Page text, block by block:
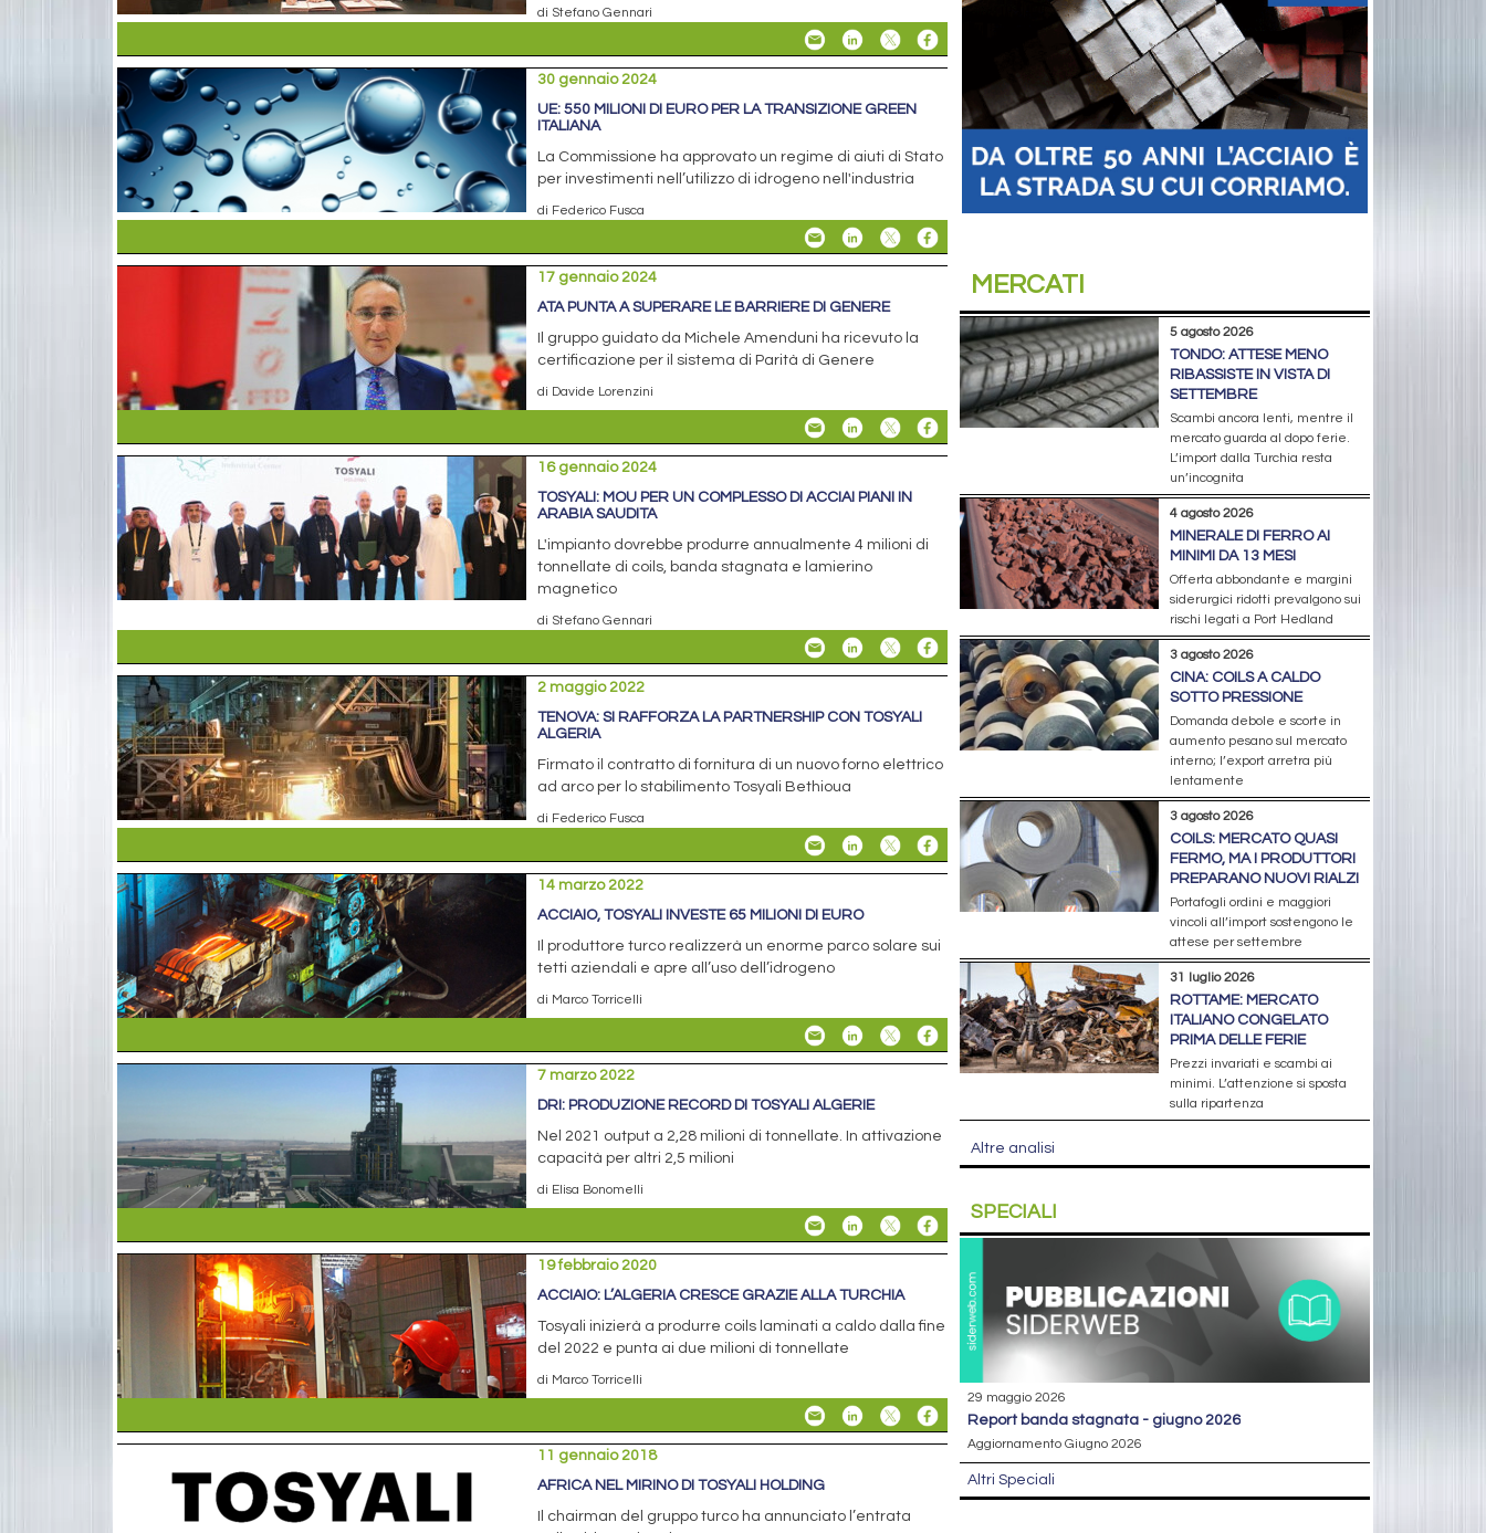
di Stefano Gennari
30 gennaio 2024
UE: 550 MILIONI DI EURO PER LA TRANSIZIONE GREEN
ITALIANA
La Commissione ha approvato un regime di aiuti di Stato
per investimenti nell’utilizzo di idrogeno nell'industria
di Federico Fusca
17 gennaio 2024
ATA PUNTA A SUPERARE LE BARRIERE DI GENERE
Il gruppo guidato da Michele Amenduni ha ricevuto la
certificazione per il sistema di Parità di Genere
di Davide Lorenzini
16 gennaio 2024
TOSYALI: MOU PER UN COMPLESSO DI ACCIAI PIANI IN
ARABIA SAUDITA
L'impianto dovrebbe produrre annualmente 4 milioni di
tonnellate di coils, banda stagnata e lamierino
magnetico
di Stefano Gennari
2 maggio 2022
TENOVA: SI RAFFORZA LA PARTNERSHIP CON TOSYALI
ALGERIA
Firmato il contratto di fornitura di un nuovo forno elettrico
ad arco per lo stabilimento Tosyali Bethioua
di Federico Fusca
14 marzo 2022
ACCIAIO, TOSYALI INVESTE 65 MILIONI DI EURO
Il produttore turco realizzerà un enorme parco solare sui
tetti aziendali e apre all’uso dell’idrogeno
di Marco Torricelli
7 marzo 2022
DRI: PRODUZIONE RECORD DI TOSYALI ALGERIE
Nel 2021 output a 2,28 milioni di tonnellate. In attivazione
capacità per altri 2,5 milioni
di Elisa Bonomelli
19 febbraio 2020
ACCIAIO: L’ALGERIA CRESCE GRAZIE ALLA TURCHIA
Tosyali inizierà a produrre coils laminati a caldo dalla fine
del 2022 e punta ai due milioni di tonnellate
di Marco Torricelli
11 gennaio 2018
AFRICA NEL MIRINO DI TOSYALI HOLDING
Il chairman del gruppo turco ha annunciato l’entrata
MERCATI
5 agosto 2026
TONDO: ATTESE MENO
RIBASSISTE IN VISTA DI
SETTEMBRE
Scambi ancora lenti, mentre il
mercato guarda al dopo ferie.
L’import dalla Turchia resta
un’incognita
4 agosto 2026
MINERALE DI FERRO AI
MINIMI DA 13 MESI
Offerta abbondante e margini
siderurgici ridotti prevalgono sui
rischi legati a Port Hedland
3 agosto 2026
CINA: COILS A CALDO
SOTTO PRESSIONE
Domanda debole e scorte in
aumento pesano sul mercato
interno; l’export arretra più
lentamente
3 agosto 2026
COILS: MERCATO QUASI
FERMO, MA I PRODUTTORI
PREPARANO NUOVI RIALZI
Portafogli ordini e maggiori
vincoli all’import sostengono le
attese per settembre
31 luglio 2026
ROTTAME: MERCATO
ITALIANO CONGELATO
PRIMA DELLE FERIE
Prezzi invariati e scambi ai
minimi. L’attenzione si sposta
sulla ripartenza
Altre analisi
SPECIALI
29 maggio 2026
report banda stagnata - giugno 2026
Aggiornamento Giugno 2026
Altri Speciali